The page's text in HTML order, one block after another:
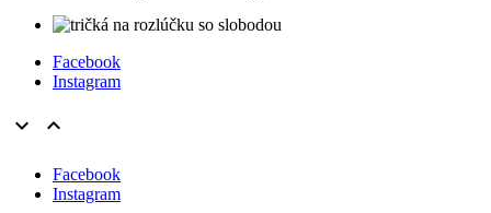
Facebook
Instagram
 
Facebook
Instagram